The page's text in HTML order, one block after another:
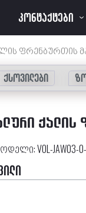
ᲙᲝᲜᲢᲐᲥᲢᲔᲑᲘ
ფრენბურთის
ქსოვილები
VOL-JAW03-